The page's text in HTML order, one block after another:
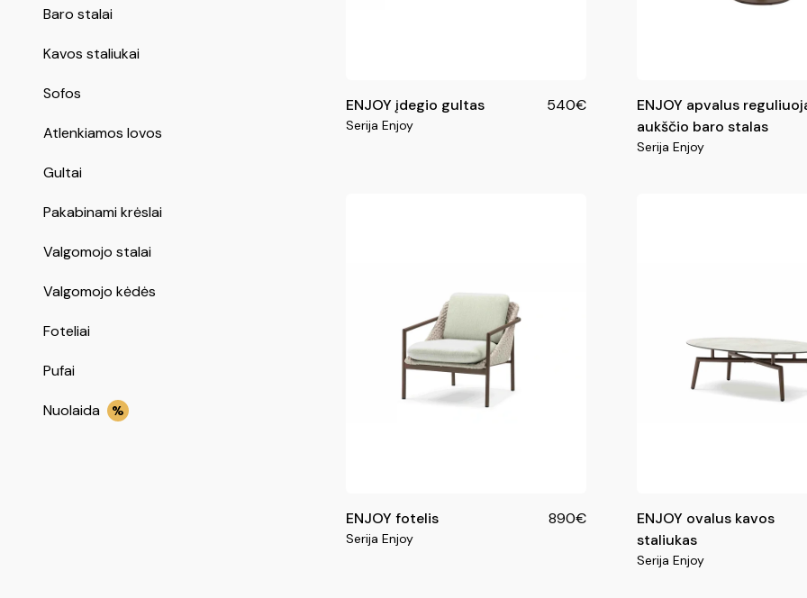
Baro stalai
Kavos staliukai
Sofos
Atlenkiamos lovos
Gultai
Pakabinami krėslai
Valgomojo stalai
Valgomojo kėdės
Foteliai
Pufai
Nuolaida %
ENJOY įdegio gultas 540€
Serija Enjoy
ENJOY apvalus
aukščio baro stalas
Serija Enjoy
ENJOY fotelis 890€
Serija Enjoy
ENJOY ovalus kavos
staliukas
Serija Enjoy